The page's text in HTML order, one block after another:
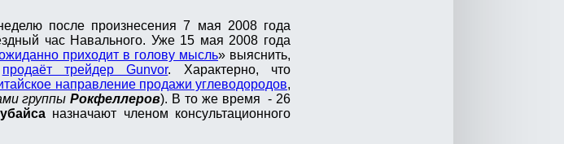
после произнесения 7 мая 2008 года
час Навального. Уже 15 мая 2008 года
приходит в голову мысль» выяснить,
продаёт трейдер Gunvor. Характерно, что
направление продажи углеводородов,
группыРокфеллеров). В то же время - 26
назначают членом консультационного